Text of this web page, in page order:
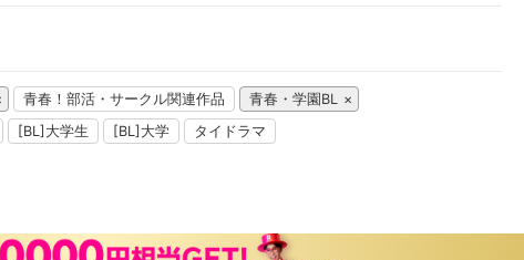
青春！部活・サークル関連作品
青春・学園BL
[BL]大学生 [BL]大学 タイドラマ